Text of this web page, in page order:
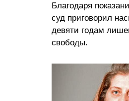
Благодаря
суд приговорил
девяти годам
свободы.